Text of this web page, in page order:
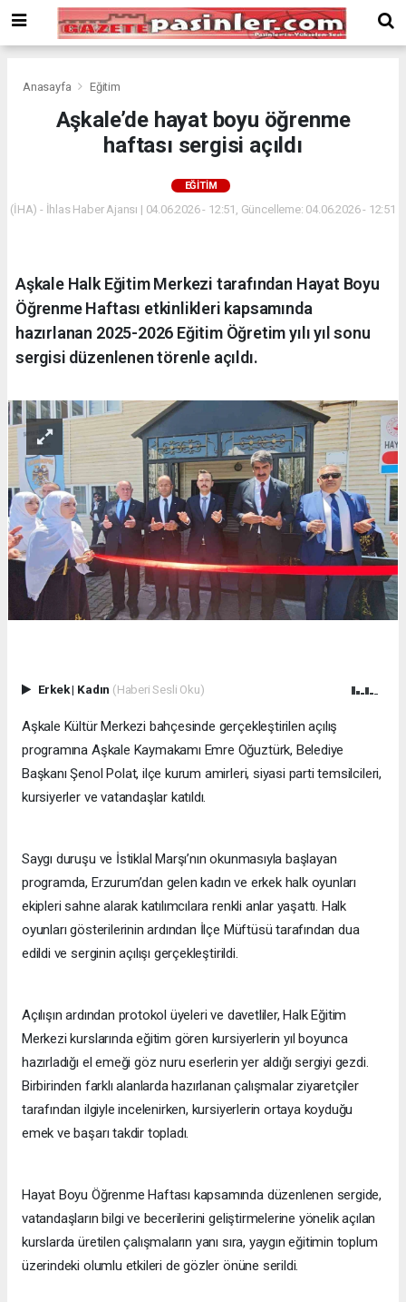
Bonusu
Veren
deneme
siteler
Veren
Siteler
Anasayfa Eğitim
Aşkale’de hayat boyu öğrenme
haftası sergisi açıldı
EĞITIM
(İHA) - İhlas Haber Ajansı | 04.06.2026 - 12:51, Güncelleme: 04.06.2026 - 12:51
Aşkale Halk Eğitim Merkezi tarafından Hayat Boyu
Öğrenme Haftası etkinlikleri kapsamında
hazırlanan 2025-2026 Eğitim Öğretim yılı yıl sonu
sergisi düzenlenen törenle açıldı.
Erkek| Kadın (Haberi Sesli Oku)
Aşkale Kültür Merkezi bahçesinde gerçekleştirilen açılış
programına Aşkale Kaymakamı Emre Oğuztürk, Belediye
Başkanı Şenol Polat, ilçe kurum amirleri, siyasi parti temsilcileri,
kursiyerler ve vatandaşlar katıldı.
Saygı duruşu ve İstiklal Marşı’nın okunmasıyla başlayan
programda, Erzurum’dan gelen kadın ve erkek halk oyunları
ekipleri sahne alarak katılımcılara renkli anlar yaşattı. Halk
oyunları gösterilerinin ardından İlçe Müftüsü tarafından dua
edildi ve serginin açılışı gerçekleştirildi.
Açılışın ardından protokol üyeleri ve davetliler, Halk Eğitim
Merkezi kurslarında eğitim gören kursiyerlerin yıl boyunca
hazırladığı el emeği göz nuru eserlerin yer aldığı sergiyi gezdi.
Birbirinden farklı alanlarda hazırlanan çalışmalar ziyaretçiler
tarafından ilgiyle incelenirken, kursiyerlerin ortaya koyduğu
emek ve başarı takdir topladı.
Hayat Boyu Öğrenme Haftası kapsamında düzenlenen sergide,
vatandaşların bilgi ve becerilerini geliştirmelerine yönelik açılan
kurslarda üretilen çalışmaların yanı sıra, yaygın eğitimin toplum
üzerindeki olumlu etkileri de gözler önüne serildi.